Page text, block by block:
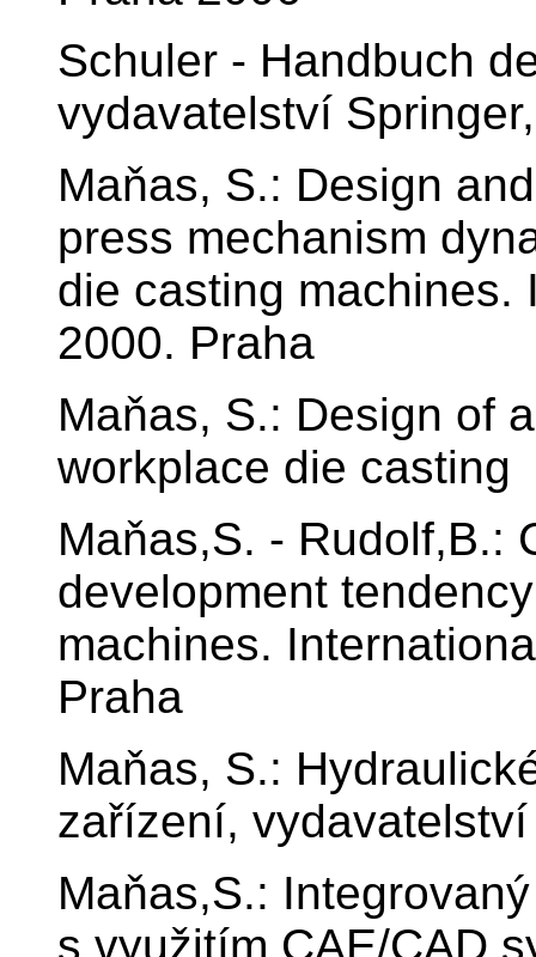
Schuler - Handbuch
vydavatelství
Maňas, S.: Design
press mechanism
die casting machines.
2000. Praha
Maňas, S.: Design of
workplace die casting
Maňas,S. - Rudolf,B.:
development
machines.
Praha
Maňas, S.:
zařízení,
Maňas,S.:
s využitím CAE/CAD